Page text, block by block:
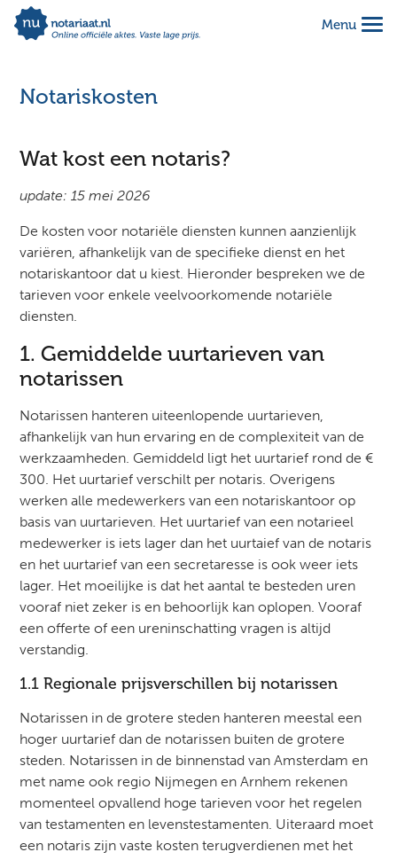
Menu
Alles geregeld voor 1 vaste prijs
Complete notariële akte
Notariskosten
Wat kost een notaris?
update: 15 mei 2026
De kosten voor notariële diensten kunnen aanzienlijk
variëren, afhankelijk van de specifieke dienst en het
notariskantoor dat u kiest. Hieronder bespreken we de
tarieven voor enkele veelvoorkomende notariële
diensten.
1. Gemiddelde uurtarieven van
notarissen
Notarissen hanteren uiteenlopende uurtarieven,
afhankelijk van hun ervaring en de complexiteit van de
werkzaamheden. Gemiddeld ligt het uurtarief rond de €
300. Het uurtarief verschilt per notaris. Overigens
werken alle medewerkers van een notariskantoor op
basis van uurtarieven. Het uurtarief van een notarieel
medewerker is iets lager dan het uurtaief van de notaris
en het uurtarief van een secretaresse is ook weer iets
lager. Het moeilijke is dat het aantal te besteden uren
vooraf niet zeker is en behoorlijk kan oplopen. Vooraf
een offerte of een ureninschatting vragen is altijd
verstandig.
1.1 Regionale prijsverschillen bij notarissen
Notarissen in de grotere steden hanteren meestal een
hoger uurtarief dan de notarissen buiten de grotere
steden. Notarissen in de binnenstad van Amsterdam en
met name ook regio Nijmegen en Arnhem rekenen
momenteel opvallend hoge tarieven voor het regelen
van testamenten en levenstestamenten. Uiteraard moet
een notaris zijn vaste kosten terugverdienen met het